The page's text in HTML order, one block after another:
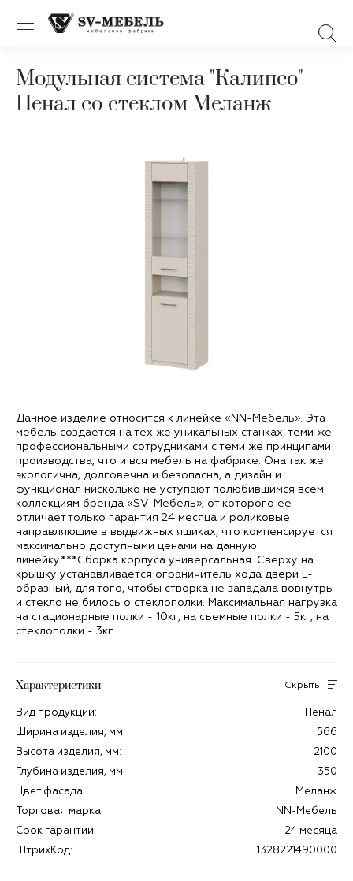
Модульная система "Калипсо"
Пенал со стеклом Меланж
Данное изделие относится к линейке «NN-Мебель». Эта
мебель создается на тех же уникальных станках, теми же
профессиональными сотрудниками с теми же принципами
производства, что и вся мебель на фабрике. Она так же
экологична, долговечна и безопасна, а дизайн и
функционал нисколько не уступают полюбившимся всем
коллекциям бренда «SV-Мебель», от которого ее
отличает только гарантия 24 месяца и роликовые
направляющие в выдвижных ящиках, что компенсируется
максимально доступными ценами на данную
линейку.***Сборка корпуса универсальная. Сверху на
крышку устанавливается ограничитель хода двери L-
образный, для того, чтобы створка не западала вовнутрь
и стекло не билось о стеклополки. Максимальная нагрузка
на стационарные полки - 10кг, на съемные полки - 5кг, на
стеклополки - 3кг.
Характеристики Скрыть
Вид продукции:
Пенал
Ширина изделия, мм:
566
Высота изделия, мм:
2100
Глубина изделия, мм:
350
Цвет фасада:
Меланж
Торговая марка:
NN-Мебель
Срок гарантии:
24 месяца
ШтрихКод:
1328221490000